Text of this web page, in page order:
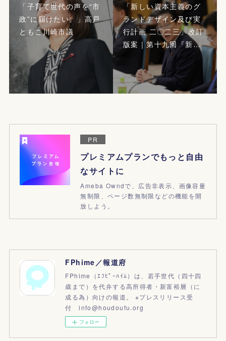
「子育て世代の声を“市
政”に届けたい。」高戸
ともこ川崎市議
「新しい資本主義のグ
ランドデザイン及び実
行計画 二〇二三」改訂
版案｜第十九回『新…
PR
プレミアムプランでもっと自由
なサイトに
Ameba Owndで、広告非表示、画像容量
無制限、ページ数無制限などの機能を開
放しよう。
FPhime／報道府
FPhime（ｴﾌﾋﾟｰﾊｲﾑ）は、若手世代（四十四
歳まで）を代弁する高所得者・新富裕層（に
成る為）向けの報道。 ※プレスリリース受
付 info@houdoufu.org
フォロー